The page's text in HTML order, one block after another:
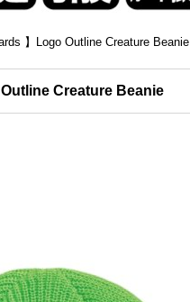
】Logo Outline Creature Beanie
Creature Beanie